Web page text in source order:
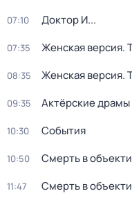
07:10 Доктор И...
07:35 Женская версия.
08:35 Женская версия.
09:35 Актёрские драмы
10:30 События
10:50 Смерть в
11:47 Смерть в